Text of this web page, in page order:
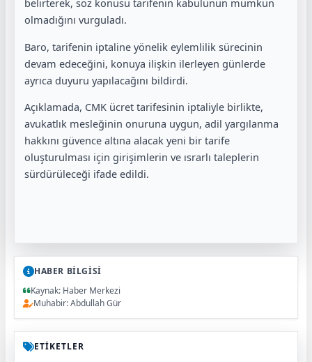
belirterek, söz konusu tarifenin kabulünün mümkün
olmadığını vurguladı.
Baro, tarifenin iptaline yönelik eylemlilik sürecinin
devam edeceğini, konuya ilişkin ilerleyen günlerde
ayrıca duyuru yapılacağını bildirdi.
Açıklamada, CMK ücret tarifesinin iptaliyle birlikte,
avukatlık mesleğinin onuruna uygun, adil yargılanma
hakkını güvence altına alacak yeni bir tarife
oluşturulması için girişimlerin ve ısrarlı taleplerin
sürdürüleceği ifade edildi.
HABER BİLGİSİ
Kaynak: Haber Merkezi
Muhabir: Abdullah Gür
ETİKETLER